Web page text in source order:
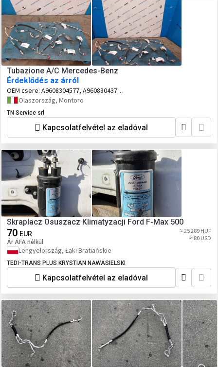
Tubazione A/C Mercedes-Benz
Érdeklődés az árról
OEM csere: A9608304577, A9608304377,
A9608302977, A9608308663,
A9608308363, A9608308463,
A9604767501
Olaszország, Montoro
TN Service srl
Kapcsolatfelvétel az eladóval
Skraplacz Osuszacz Klimatyzacji Ford F-Max 500
70 EUR
Ár ÁFA nélkül
≈ 25 289 HUF
≈ 80 USD
Lengyelország, Łąki Bratiańskie
TEDI-TRANS PLUS KRYSTIAN NAWASIELSKI
Kapcsolatfelvétel az eladóval